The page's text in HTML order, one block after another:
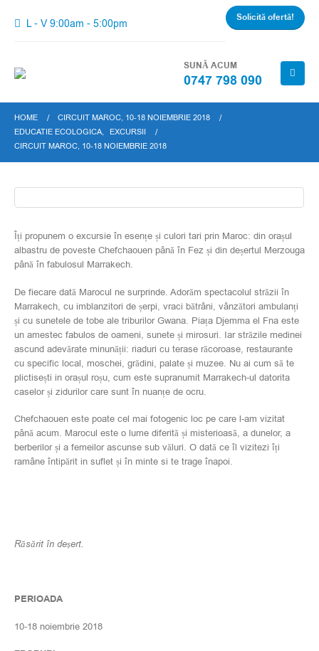
L - V 9:00am - 5:00pm Solicită ofertă!
SUNĂ ACUM
0747 798 090
HOME
CIRCUIT MAROC, 10-18 NOIEMBRIE 2018
EDUCATIE ECOLOGICA, EXCURSII
CIRCUIT MAROC, 10-18 NOIEMBRIE 2018
Îți propunem o excursie în esențe și culori tari prin Maroc: din orașul
albastru de poveste Chefchaouen până în Fez și din deșertul Merzouga
până în fabulosul Marrakech.
De fiecare dată Marocul ne surprinde. Adorăm spectacolul străzii în
Marrakech, cu imblanzitori de șerpi, vraci bătrâni, vânzători ambulanți
și cu sunetele de tobe ale triburilor Gwana. Piața Djemma el Fna este
un amestec fabulos de oameni, sunete și mirosuri. Iar străzile medinei
ascund adevărate minunății: riaduri cu terase răcoroase, restaurante
cu specific local, moschei, grădini, palate și muzee. Nu ai cum să te
plictisești in orașul roșu, cum este supranumit Marrakech-ul datorita
caselor și zidurilor care sunt în nuanțe de ocru.
Chefchaouen este poate cel mai fotogenic loc pe care l-am vizitat
până acum. Marocul este o lume diferită și misterioasă, a dunelor, a
berberilor și a femeilor ascunse sub văluri. O dată ce îl vizitezi îți
ramâne întipărit in suflet și în minte si te trage înapoi.
Răsărit în deșert.
PERIOADA
10-18 noiembrie 2018